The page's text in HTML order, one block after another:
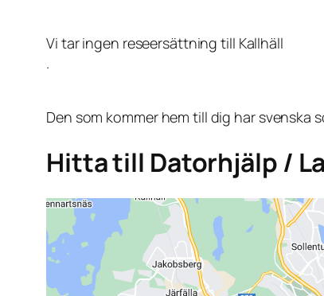
Vi tar ingen reseersättning till Kallhäll
.
Den som kommer hem till dig har
Hitta till Datorhjälp /